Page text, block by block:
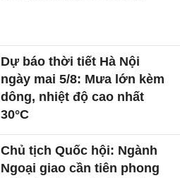
Dự báo thời tiết Hà Nội
ngày mai 5/8: Mưa lớn kèm
dông, nhiệt độ cao nhất
30°C
Chủ tịch Quốc hội: Ngành
Ngoại giao cần tiên phong